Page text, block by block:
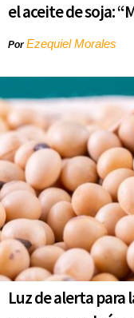
el aceite de soja:
PorEzequiel Morales
Luz de alerta para